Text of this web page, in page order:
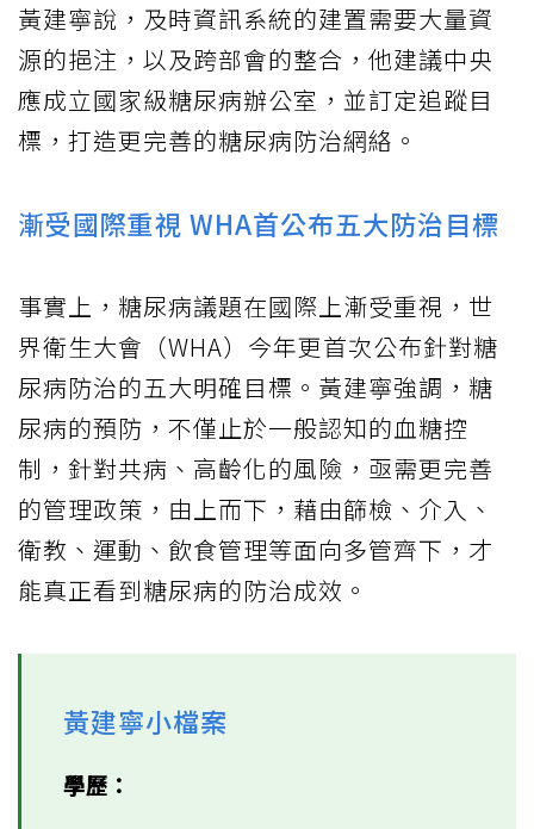
黃建寧說，及時資訊系統的建置需要大量資
源的挹注，以及跨部會的整合，他建議中央
應成立國家級糖尿病辦公室，並訂定追蹤目
標，打造更完善的糖尿病防治網絡。
漸受國際重視 WHA首公布五大防治目標
事實上，糖尿病議題在國際上漸受重視，世
界衛生大會（WHA）今年更首次公布針對糖
尿病防治的五大明確目標。黃建寧強調，糖
尿病的預防，不僅止於一般認知的血糖控
制，針對共病、高齡化的風險，亟需更完善
的管理政策，由上而下，藉由篩檢、介入、
衛教、運動、飲食管理等面向多管齊下，才
能真正看到糖尿病的防治成效。
黃建寧小檔案
學歷：